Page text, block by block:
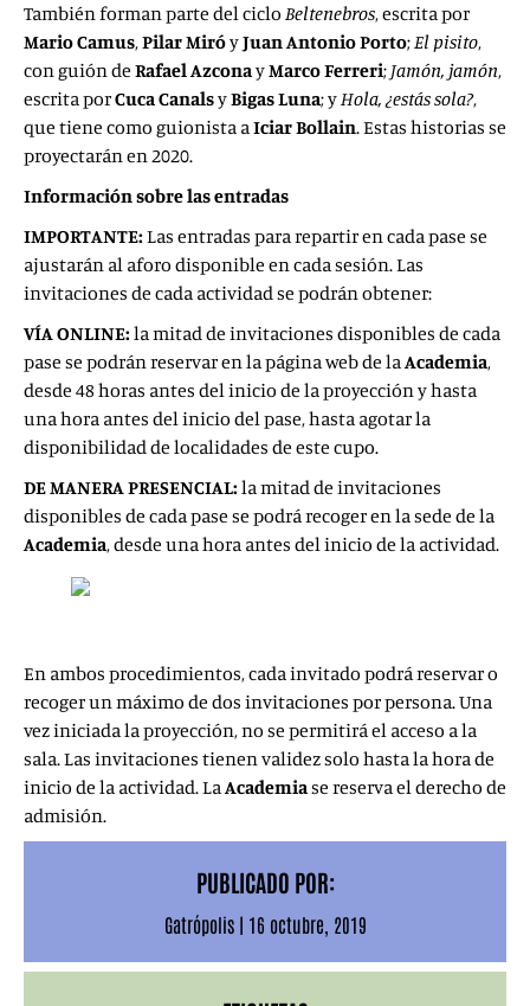
También forman parte del ciclo Beltenebros, escrita por
Mario Camus,Pilar MiróyJuan Antonio Porto;El pisito,
con guión de Rafael AzconayMarco Ferreri; Jamón, jamón,
escrita porCuca CanalsyBigas Luna; yHola, ¿estás sola?,
que tiene como guionista aIciar Bollain. Estas historias se
proyectarán en 2020.
Información sobre las entradas
IMPORTANTE:Las entradas para repartir en cada pase se
ajustarán al aforo disponible en cada sesión. Las
invitaciones de cada actividad se podrán obtener:
VÍA ONLINE:la mitad de invitaciones disponibles de cada
pase se podrán reservar en la página web de laAcademia,
desde 48 horas antes del inicio de la proyección y hasta
una hora antes del inicio del pase, hasta agotar la
disponibilidad de localidades de este cupo.
DE MANERA PRESENCIAL:la mitad de invitaciones
disponibles de cada pase se podrá recoger en la sede de la
Academia, desde una hora antes del inicio de la actividad.
En ambos procedimientos, cada invitado podrá reservar o
recoger un máximo de dos invitaciones por persona. Una
vez iniciada la proyección, no se permitirá el acceso a la
sala. Las invitaciones tienen validez solo hasta la hora de
inicio de la actividad. LaAcademiase reserva el derecho de
admisión.
PUBLICADO POR:
Gatrópolis | 16 octubre, 2019